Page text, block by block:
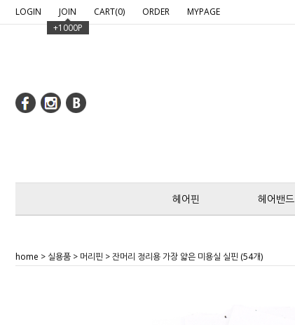
google-site-verification: google2c97fcfd8c6bef7b.htm
LOGIN
JOIN
+1000P
CART(0) ORDER MYPAGE
헤어핀 헤어밴드
home > 실용품 > 머리핀 > 잔머리 정리용 가장 얇은 미용실 실핀 (54개)